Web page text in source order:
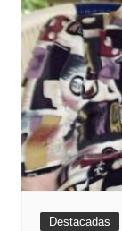
Destacadas